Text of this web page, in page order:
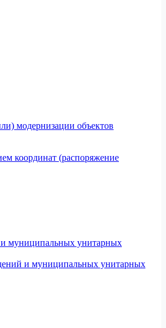
модернизации объектов
координат (распоряжение
и муниципальных унитарных
и муниципальных унитарных